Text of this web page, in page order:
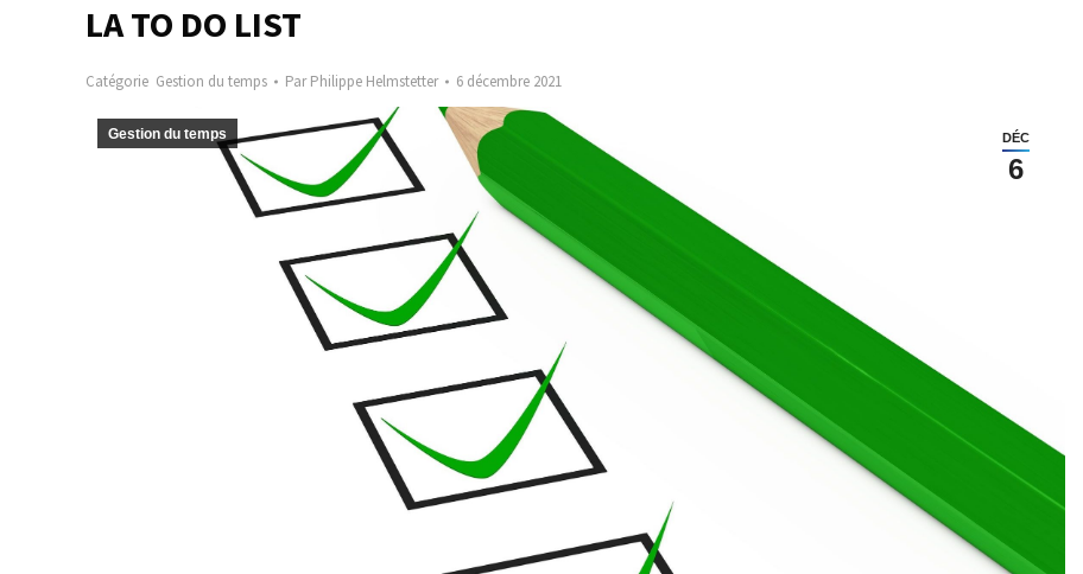
LA TO DO LIST
Catégorie Gestion du temps ParPhilippe Helmstetter 6 décembre 2021
DÉC
6
Gestion du temps